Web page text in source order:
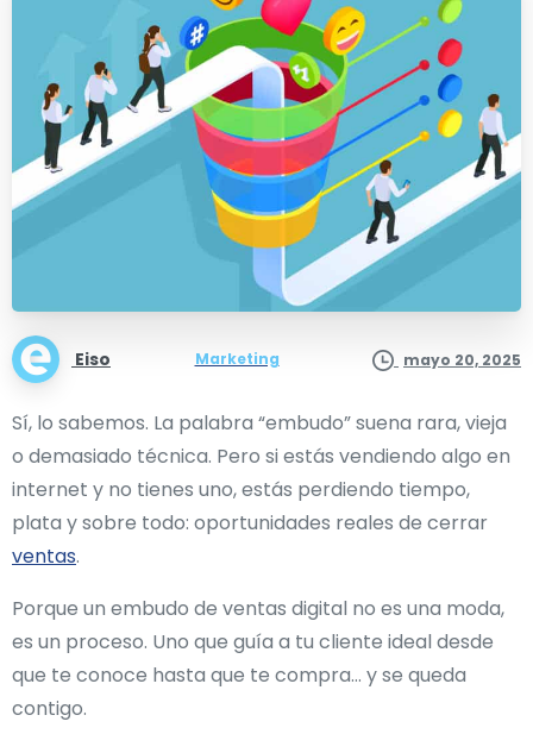
Eiso Marketing mayo 20, 2025
Sí, lo sabemos. La palabra “embudo” suena rara, vieja
o demasiado técnica. Pero si estás vendiendo algo en
internet y no tienes uno, estás perdiendo tiempo,
plata y sobre todo: oportunidades reales de cerrar
ventas.
Porque un embudo de ventas digital no es una moda,
es un proceso. Uno que guía a tu cliente ideal desde
que te conoce hasta que te compra… y se queda
contigo.